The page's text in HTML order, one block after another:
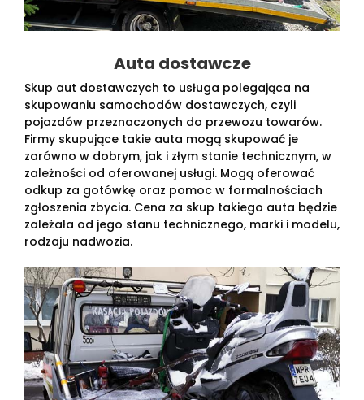
Auta dostawcze
Skup aut dostawczych to usługa polegająca na
skupowaniu samochodów dostawczych, czyli
pojazdów przeznaczonych do przewozu towarów.
Firmy skupujące takie auta mogą skupować je
zarówno w dobrym, jak i złym stanie technicznym, w
zależności od oferowanej usługi. Mogą oferować
odkup za gotówkę oraz pomoc w formalnościach
zgłoszenia zbycia. Cena za skup takiego auta będzie
zależała od jego stanu technicznego, marki i modelu,
rodzaju nadwozia.